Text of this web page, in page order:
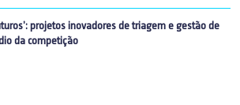
projetos inovadores de triagem e gestão de
da competição